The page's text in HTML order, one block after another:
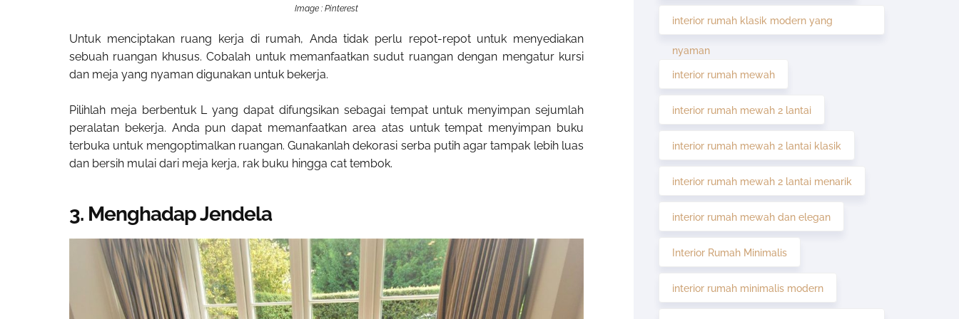
dan meja yang nyaman digunakan untuk bekerja.
Pilihlah meja berbentuk L yang dapat difungsikan sebagai tempat untuk menyimpan sejumlah
terbuka untuk mengoptimalkan ruangan. Gunakanlah dekorasi serba putih agar tampak lebih luas
dan bersih mulai dari meja kerja, rak buku hingga cat tembok.
3. Menghadap Jendela
interior rumah klasik modern yang
nyaman
interior rumah mewah
interior rumah mewah 2 lantai
interior rumah mewah 2 lantai klasik
interior rumah mewah 2 lantai menarik
interior rumah mewah dan elegan
Interior Rumah Minimalis
interior rumah minimalis modern